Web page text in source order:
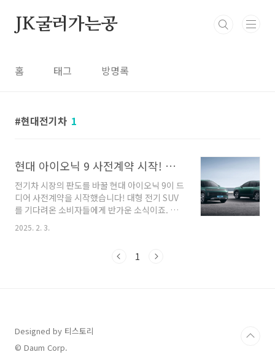
JK굴러가는공
홈 태그 방명록
현대전기차 1
현대 아이오닉 9 사전계약 시작! 가격부터 스펙까지 총정리
전기차 시장의 판도를 바꿀 현대 아이오닉 9이 드
디어 사전계약을 시작했습니다! 대형 전기 SUV
를 기다려온 소비자들에게 반가운 소식이죠. 아
이오닉 브랜드의 플래그십 모델로 등장한 이 차
는 디자인, 주행거리, 편의 사양 등 모든 면에서
이오닉 9, 어떤 차인가?아이오닉 9은 현대 E-
있습니다.✔ 차량 크기:구분전장(mm)전폭
(mm)전고(mm)축간 거리(mm)아이오닉
2025. 2. 3.
1
Designed by 티스토리
© Daum Corp.